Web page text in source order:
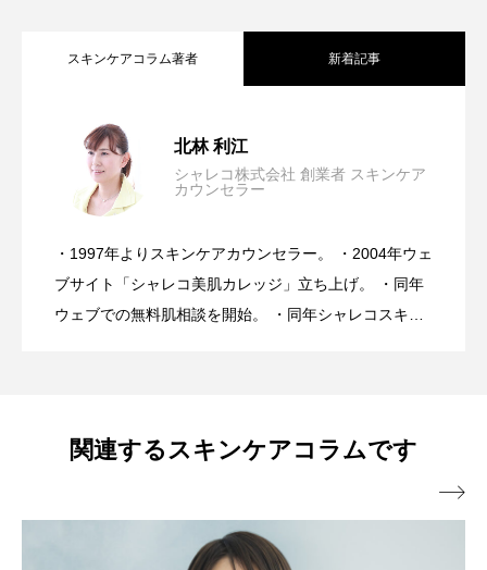
スキンケアコラム著者 新着記事
北林 利江
シャレコ株式会社 創業者 スキンケア
カウンセラー
・1997年よりスキンケアカウンセラー。 ・2004年ウェ
ブサイト「シャレコ美肌カレッジ」立ち上げ。 ・同年
ウェブでの無料肌相談を開始。 ・同年シャレコスキン
ャレコレター♪」は20年間週一回発行。 ・肌トラブル
向け特に敏感肌、乾燥肌へのスキンケアアドバイスに
2026.07.31
2026.07.24
トラブルは増え続けている・・・医師が
2026.07.17 今、「肌を治す」ことを諦め続けてい
関連するスキンケアコラムです
